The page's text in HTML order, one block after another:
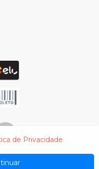
de Privacidade